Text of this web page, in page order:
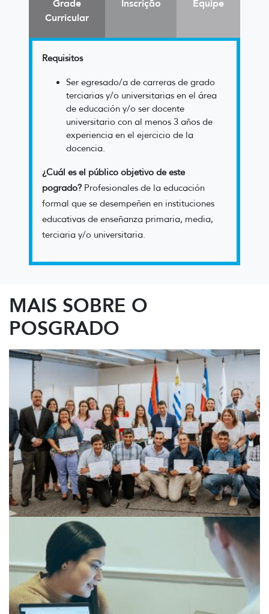
Grade
Curricular
Inscrição Equipe
Requisitos
Ser egresado/a de carreras de grado
terciarias y/o universitarias en el área
de educación y/o ser docente
universitario con al menos 3 años de
experiencia en el ejercicio de la
docencia.
¿Cuál es el público objetivo de este
pogrado? Profesionales de la educación
formal que se desempeñen en instituciones
educativas de enseñanza primaria, media,
terciaria y/o universitaria.
MAIS SOBRE O
POSGRADO
Aprenda matemática através de brincadeiras e
novas ferramentas para a sala de aula: Educadores
se formam em Tecnologia Educacional e recebem
seus diplomas